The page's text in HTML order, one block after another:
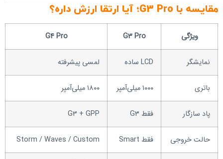
مقایسه با G3 Pro؛ آیا ارتقا ارزش داره؟
ویژگی G3 Pro
G4 Pro
نمایشگر LCD ساده لمسی پیشرفته
باتری ۱۰۰۰ میلی‌آمپر ۱۸۰۰ میلی‌آمپر
پاد سازگار فقط G3 G3 + GPP
حالت خروجی فقط Smart Storm / Waves / Custom